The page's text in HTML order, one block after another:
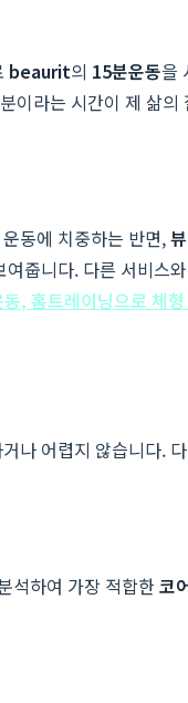
beaurit의 15분운동을
라는 시간이 제 삶의
동에 치중하는 반면,
줍니다. 다른 서비스
, 홈트레이닝으로 체
나 어렵지 않습니다.
석하여 가장 적합한코